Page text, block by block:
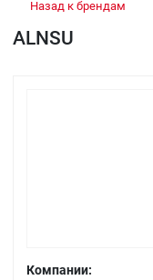
Назад к брендам
ALNSU
Компании: